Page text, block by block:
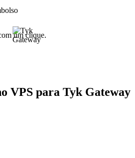
VPS para Tyk Gateway